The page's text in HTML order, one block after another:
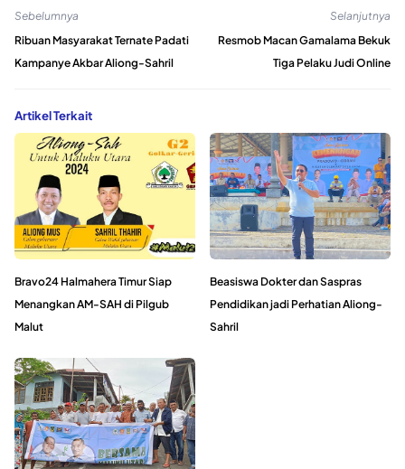
Sebelumnya
Ribuan Masyarakat Ternate Padati
Kampanye Akbar Aliong-Sahril
Selanjutnya
Resmob Macan Gamalama Bekuk
Tiga Pelaku Judi Online
Artikel Terkait
Bravo24 Halmahera Timur Siap
Menangkan AM-SAH di Pilgub
Malut
Beasiswa Dokter dan Saspras
Pendidikan jadi Perhatian Aliong-
Sahril